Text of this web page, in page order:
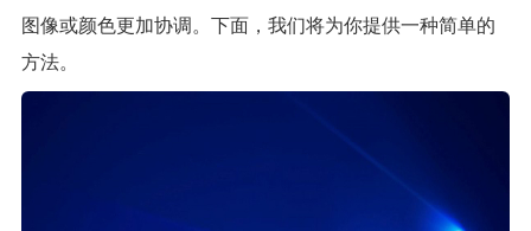
图像或颜色更加协调。下面，我们将为你提供一种简单的
方法。